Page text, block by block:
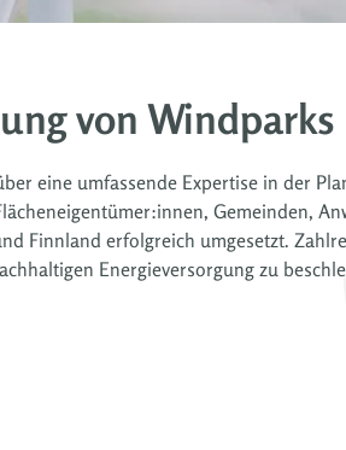
von Windparks
eine umfassende Expertise in der
Gemeinden,
Finnland erfolgreich umgesetzt.
Energieversorgung zu